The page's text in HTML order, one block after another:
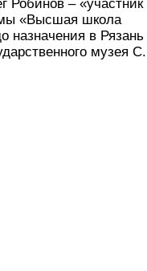
Робинов – «участник
«Высшая школа
назначения в Рязань
музея